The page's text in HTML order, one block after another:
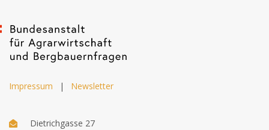
Impressum | Newsletter
Dietrichgasse 27